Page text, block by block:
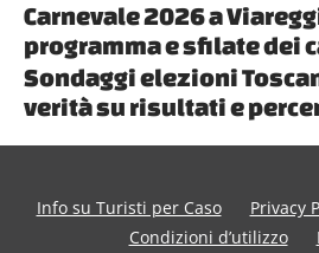
Carnevale 2026 a
programma e sfilate dei
Sondaggi elezioni
verità su risultati e
Info su Turisti per Caso Privacy
Condizioni d’utilizzo